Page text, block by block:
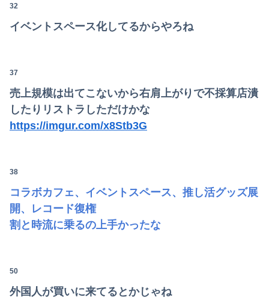
Powered by livedoor 相互RSS
32
イベントスペース化してるからやろね
37
売上規模は出てこないから右肩上がりで不採算店潰
したりリストラしただけかな
https://imgur.com/x8Stb3G
38
コラボカフェ、イベントスペース、推し活グッズ展
開、レコード復権
割と時流に乗るの上手かったな
50
外国人が買いに来てるとかじゃね